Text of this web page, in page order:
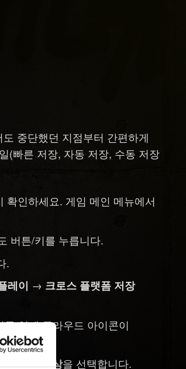
중단했던 지점부터 간편하게
(빠른 저장, 자동 저장, 수동 저장
인하세요. 게임 메인 메뉴에서
버튼/키를 누릅니다.
.
레이 → 크로스 플랫폼 저장
옆에 클라우드 아이콘이
하고내 보상을 선택합니다.